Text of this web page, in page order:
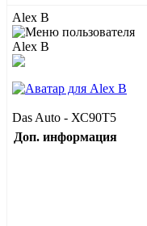
Alex B
Das Auto - ХС90Т5
Доп. информация